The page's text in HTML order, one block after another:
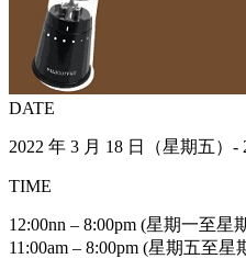
DATE
2022 年 3 月 18 日（星期五）-
TIME
12:00nn – 8:00pm (星期一至星
11:00am – 8:00pm (星期五至